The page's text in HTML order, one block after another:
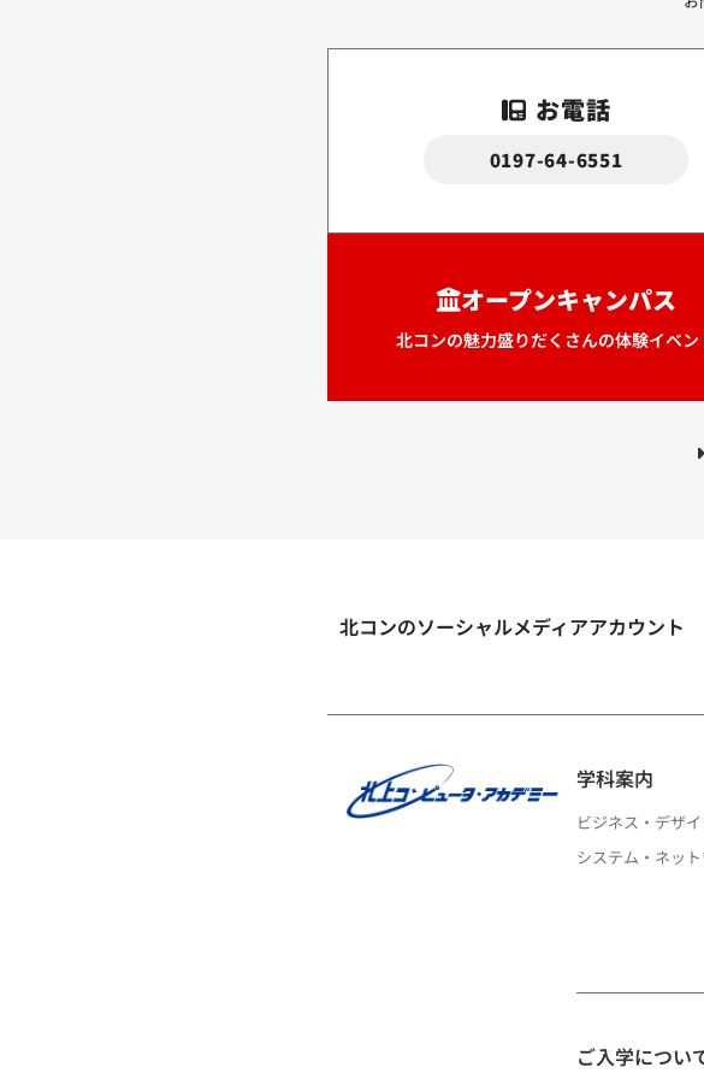
お電話
0197-64-6551
オープンキャンパス
北コンの魅力盛りだくさんの体験イベン
北コンのソーシャルメディアアカウント
学科案内
ビジネス・デザ
システム・ネッ
ご入学につい